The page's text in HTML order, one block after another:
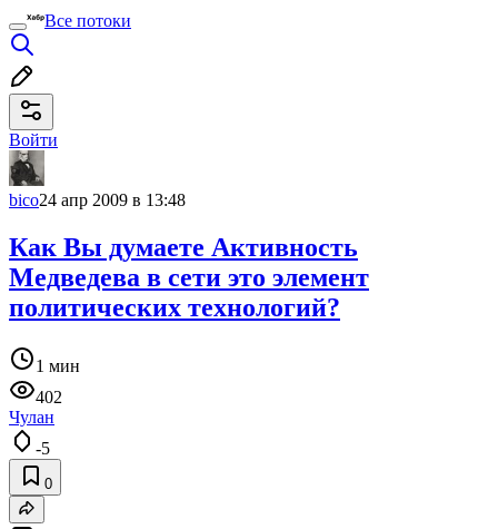
Все потоки
Войти
bico24 апр 2009 в 13:48
Как Вы думаете Активность
Медведева в сети это элемент
политических технологий?
1 мин
402
Чулан
-5
0